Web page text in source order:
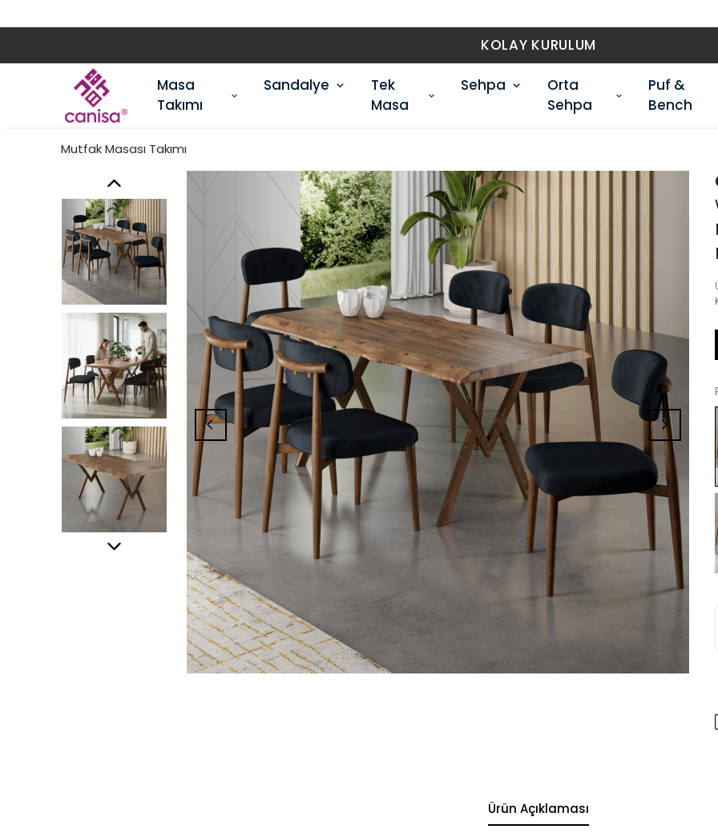
ÜCRETSİZ KARGO
Masa
Takımı
Sandalye
Tek
Masa
Sehpa
Orta
Sehpa
Puf &
Bench
Mutfak Masası Takımı
Ürün Açıklaması